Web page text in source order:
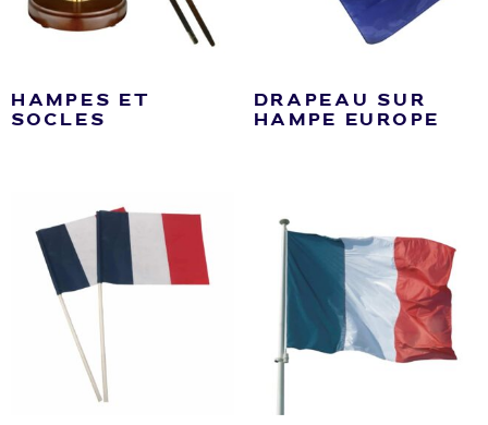
HAMPES ET
SOCLES
DRAPEAU SUR
HAMPE EUROPE